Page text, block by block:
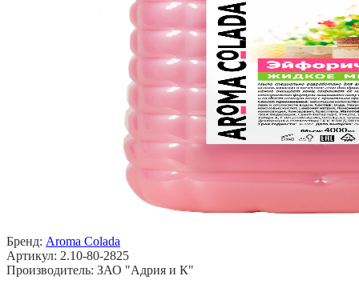
Бренд: Aroma Colada
Артикул: 2.10-80-2825
Производитель: ЗАО "Адрия и К"